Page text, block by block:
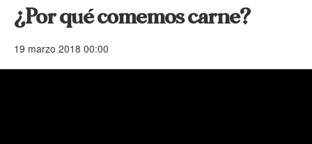
¿Por qué comemos carne?
19 marzo 2018 00:00